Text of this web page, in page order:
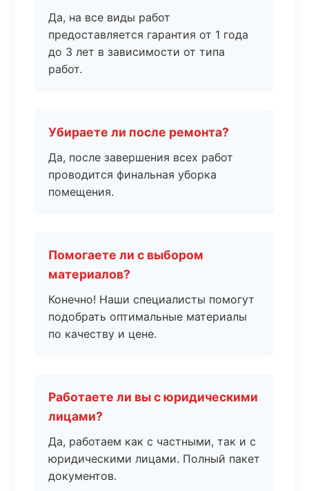
Да, на все виды работ
предоставляется гарантия от 1 года
до 3 лет в зависимости от типа
работ.
Убираете ли после ремонта?
Да, после завершения всех работ
проводится финальная уборка
помещения.
Помогаете ли с выбором
материалов?
Конечно! Наши специалисты помогут
подобрать оптимальные материалы
по качеству и цене.
Работаете ли вы с юридическими
лицами?
Да, работаем как с частными, так и с
юридическими лицами. Полный пакет
документов.